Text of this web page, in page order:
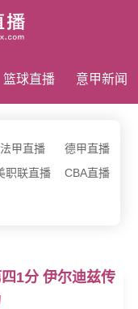
篮球直播 意甲新闻
法甲直播
德甲直播
职联直播
CBA直播
1分 伊尔迪兹传